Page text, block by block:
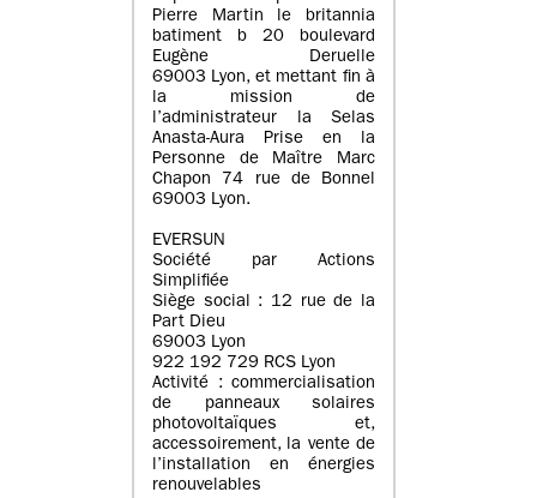
Pierre Martin le britannia
batiment b 20 boulevard
Eugène Deruelle
69003 Lyon, et mettant fin à
la mission de
l’administrateur la Selas
Anasta-Aura Prise en la
Personne de Maître Marc
Chapon 74 rue de Bonnel
69003 Lyon.
EVERSUN
Société par Actions
Simplifiée
Siège social : 12 rue de la
Part Dieu
69003 Lyon
922 192 729 RCS Lyon
Activité : commercialisation
de panneaux solaires
photovoltaïques et,
accessoirement, la vente de
l’installation en énergies
renouvelables